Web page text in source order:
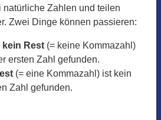
natürliche Zahlen und teilen
Zwei Dinge können passieren:
kein Rest (= keine Kommazahl)
ersten Zahl gefunden.
(= eine Kommazahl) ist kein
Zahl gefunden.